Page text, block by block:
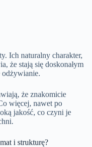
Ich naturalny charakter,
że stają się doskonałym
że znakomicie
więcej, nawet po
jakość, co czyni je
i strukturę?